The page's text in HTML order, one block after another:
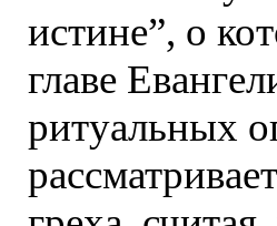
истине”, о
главе
ритуальных